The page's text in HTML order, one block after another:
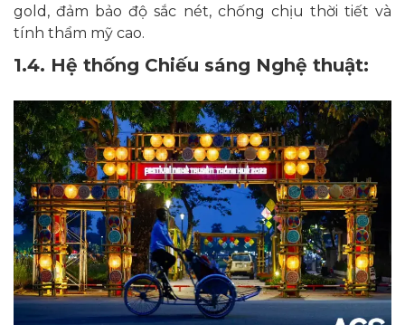
gold, đảm bảo độ sắc nét, chống chịu thời tiết và
tính thẩm mỹ cao.
1.4. Hệ thống Chiếu sáng Nghệ thuật: